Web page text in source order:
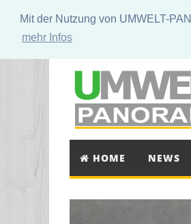
Mit der Nutzung von UMWELT-
mehr Infos
HOME NEWS